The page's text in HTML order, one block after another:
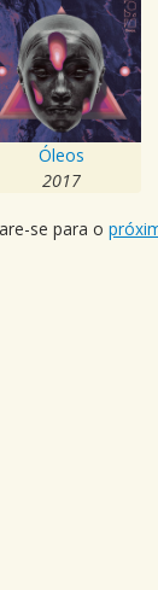
Óleos
2017
se para o